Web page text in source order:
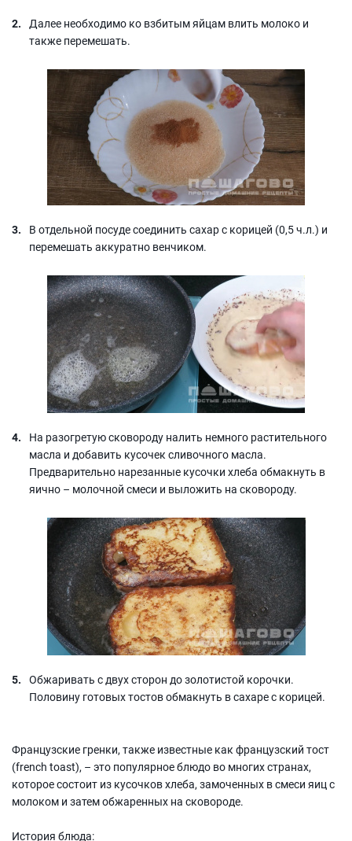
Далее необходимо ко взбитым яйцам влить молоко и
также перемешать.
В отдельной посуде соединить сахар с корицей (0,5 ч.л.) и
перемешать аккуратно венчиком.
На разогретую сковороду налить немного растительного
масла и добавить кусочек сливочного масла.
Предварительно нарезанные кусочки хлеба обмакнуть в
яично – молочной смеси и выложить на сковороду.
Обжаривать с двух сторон до золотистой корочки.
Половину готовых тостов обмакнуть в сахаре с корицей.
Французские гренки, также известные как французский тост
(french toast), – это популярное блюдо во многих странах,
которое состоит из кусочков хлеба, замоченных в смеси яиц с
молоком и затем обжаренных на сковороде.
История блюда: